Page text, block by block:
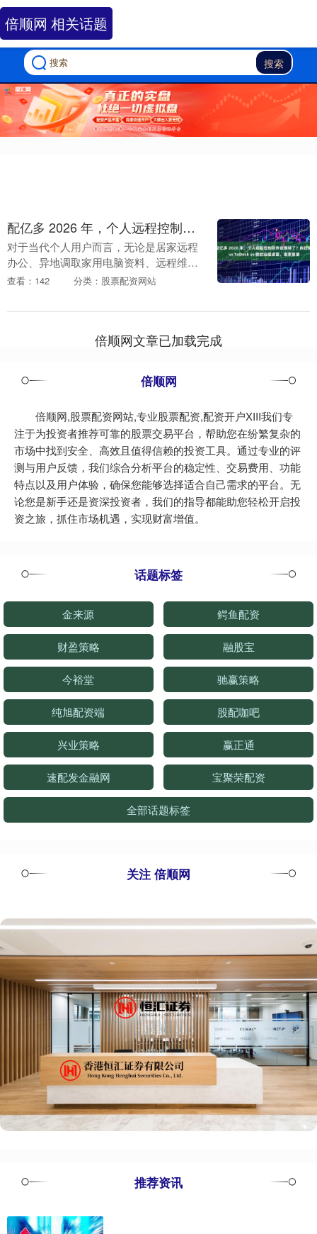
搜索
倍顺网 相关话题
配亿多 2026 年，个人远程控制软件该换掉了？向日葵 vs ToDesk vs 微软远程桌面，谁更靠谱
对于当代个人用户而言，无论是居家远程
办公、异地调取家用电脑资料、远程维护
个人设备，还是学生党远程操控学习主
安全且支持一键远程....
查看：142 分类：股票配资网站
倍顺网文章已加载完成
倍顺网
倍顺网,股票配资网站,专业股票配资,配资开户XIII‌我们专
注于为投资者推荐可靠的股票交易平台，帮助您在纷繁复杂的
市场中找到安全、高效且值得信赖的投资工具。通过专业的评
测与用户反馈，我们综合分析平台的稳定性、交易费用、功能
特点以及用户体验，确保您能够选择适合自己需求的平台。无
论您是新手还是资深投资者，我们的指导都能助您轻松开启投
资之旅，抓住市场机遇，实现财富增值。
话题标签
金来源 鳄鱼配资
财盈策略 融股宝
今裕堂 驰赢策略
纯旭配资端 股配咖吧
兴业策略 赢正通
速配发金融网 宝聚荣配资
全部话题标签
关注 倍顺网
推荐资讯